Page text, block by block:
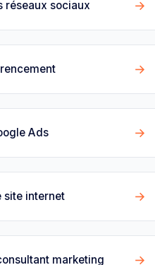
réseaux sociaux →
→
Ads →
site internet →
marketing →